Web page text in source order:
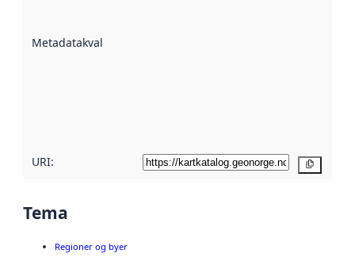
Metadatakvalitet
URI:
Tema
Regioner og byer